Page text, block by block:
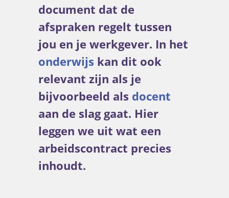
document dat de
afspraken regelt tussen
jou en je werkgever. In het
onderwijs kan dit ook
relevant zijn als je
bijvoorbeeld als docent
aan de slag gaat. Hier
leggen we uit wat een
arbeidscontract precies
inhoudt.